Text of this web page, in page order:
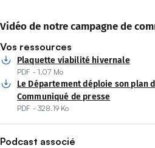
Vidéo de notre campagne de
Vos ressources
Plaquette viabilité hivernale
PDF - 1.07 Mo
Le Département déploie son plan
Communiqué de presse
PDF - 328.19 Ko
Podcast associé